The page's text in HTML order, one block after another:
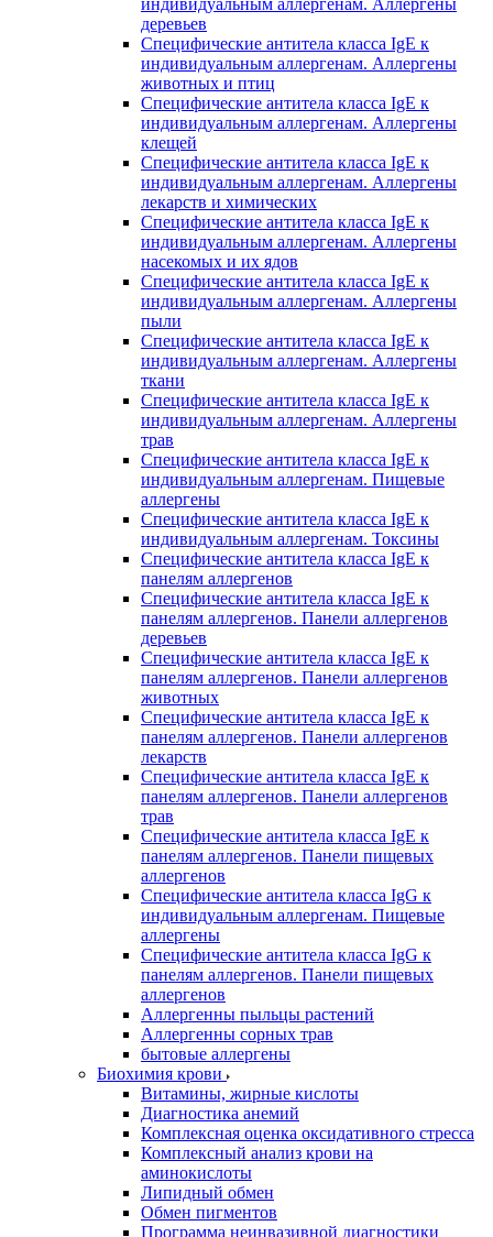
индивидуальным аллергенам. Аллергены
деревьев
Специфические антитела класса IgE к
индивидуальным аллергенам. Аллергены
животных и птиц
Специфические антитела класса IgE к
индивидуальным аллергенам. Аллергены
клещей
Специфические антитела класса IgE к
индивидуальным аллергенам. Аллергены
лекарств и химических
Специфические антитела класса IgE к
индивидуальным аллергенам. Аллергены
насекомых и их ядов
Специфические антитела класса IgE к
индивидуальным аллергенам. Аллергены
пыли
Специфические антитела класса IgE к
индивидуальным аллергенам. Аллергены
ткани
Специфические антитела класса IgE к
индивидуальным аллергенам. Аллергены
трав
Специфические антитела класса IgE к
индивидуальным аллергенам. Пищевые
аллергены
Специфические антитела класса IgE к
индивидуальным аллергенам. Токсины
Специфические антитела класса IgE к
панелям аллергенов
Специфические антитела класса IgE к
панелям аллергенов. Панели аллергенов
деревьев
Специфические антитела класса IgE к
панелям аллергенов. Панели аллергенов
животных
Специфические антитела класса IgE к
панелям аллергенов. Панели аллергенов
лекарств
Специфические антитела класса IgE к
панелям аллергенов. Панели аллергенов
трав
Специфические антитела класса IgE к
панелям аллергенов. Панели пищевых
аллергенов
Специфические антитела класса IgG к
индивидуальным аллергенам. Пищевые
аллергены
Специфические антитела класса IgG к
панелям аллергенов. Панели пищевых
аллергенов
Аллергенны пыльцы растений
Аллергенны сорных трав
бытовые аллергены
Биохимия крови
Витамины, жирные кислоты
Диагностика анемий
Комплексная оценка оксидативного стресса
Комплексный анализ крови на
аминокислоты
Липидный обмен
Обмен пигментов
Программа неинвазивной диагностики